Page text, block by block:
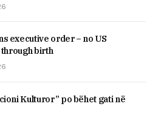
executive order – no US
birth
Kulturor” po bëhet gati në